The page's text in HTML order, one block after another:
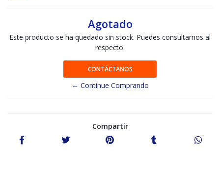
Agotado
Este producto se ha quedado sin stock. Puedes consultarnos al
respecto.
CONTÁCTANOS
← Continue Comprando
Compartir